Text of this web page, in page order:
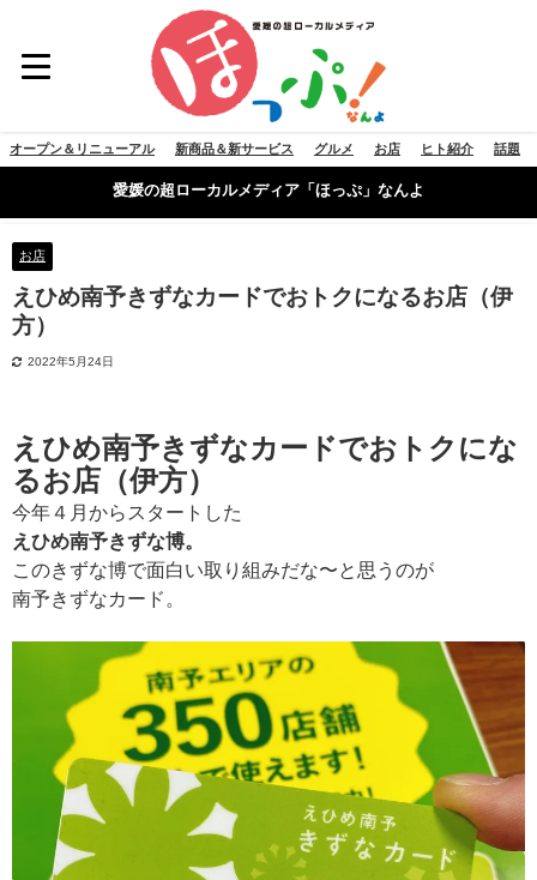
オープン＆リニューアル 新商品＆新サービス グルメ お店 ヒト紹介 話題
愛媛の超ローカルメディア「ほっぷ」なんよ
お店
えひめ南予きずなカードでおトクになるお店（伊
方）
2022年5月24日
えひめ南予きずなカードでおトクにな
るお店（伊方）
今年４月からスタートした
えひめ南予きずな博。
このきずな博で面白い取り組みだな〜と思うのが
南予きずなカード。